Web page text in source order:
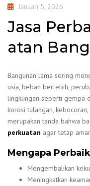
Januari 5, 2026
Jasa
atan
Bangunan lama sering
usia, beban berlebih,
lingkungan seperti gempa
korosi tulangan,
merupakan tanda bahwa
perkuatan agar tetap
Mengapa
Mengembalikan
Meningkatkan